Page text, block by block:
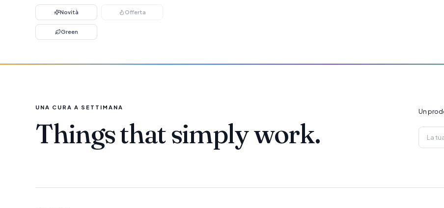
Novità Offerta
Green
UNA CURA A SETTIMANA
Things that simply work.
Un